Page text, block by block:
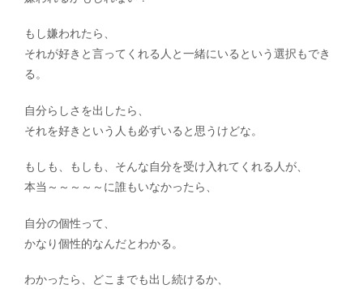
もし嫌われたら、
それが好きと言ってくれる人と一緒にいるという選択もでき
る。
自分らしさを出したら、
それを好きという人も必ずいると思うけどな。
もしも、もしも、そんな自分を受け入れてくれる人が、
本当～～～～～に誰もいなかったら、
自分の個性って、
かなり個性的なんだとわかる。
わかったら、どこまでも出し続けるか、